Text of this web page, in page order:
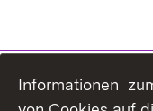
Informationen